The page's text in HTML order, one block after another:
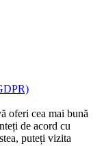
oferi cea mai bună
de acord cu
puteți vizita